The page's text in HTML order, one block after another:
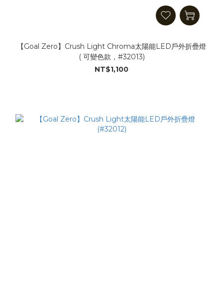
【Goal Zero】Crush Light Chroma太陽能LED戶外折疊燈
( 可變色款，#32013)
NT$1,100